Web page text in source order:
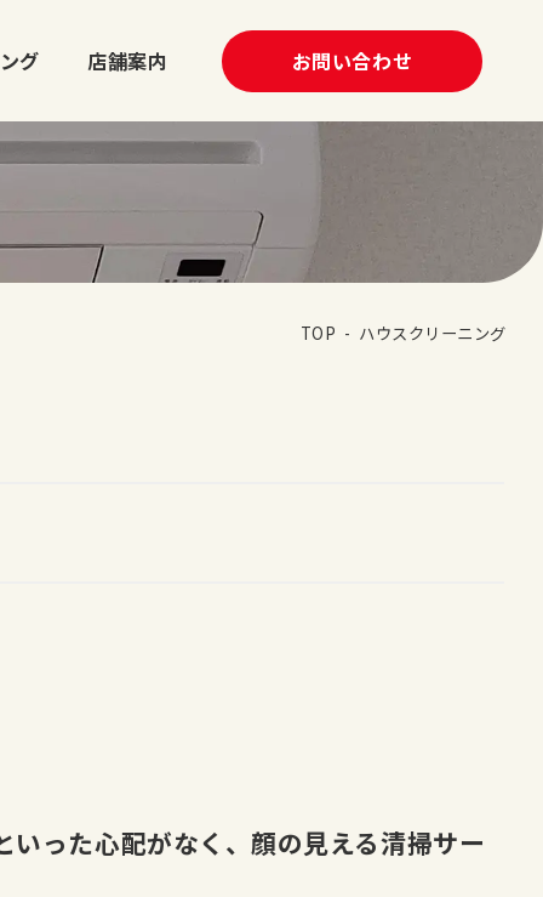
グ 店舗案内 お問い合わせ
TOP ハウスクリーニング
いった心配がなく、顔の見える清掃サー